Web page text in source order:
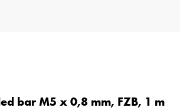
bar M5 x 0,8 mm, FZB, 1 m